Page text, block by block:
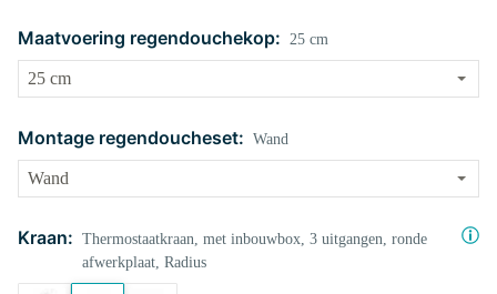
Maatvoering regendouchekop: 25 cm
Montage regendoucheset: Wand
Kraan: Thermostaatkraan, met inbouwbox, 3 uitgangen, ronde
afwerkplaat, Radius